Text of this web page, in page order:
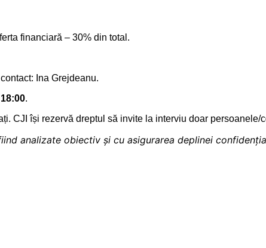
financiară – 30% din total.
Ina Grejdeanu.
.
CJI își rezervă dreptul să invite la interviu doar persoanele/
analizate obiectiv și cu asigurarea deplinei